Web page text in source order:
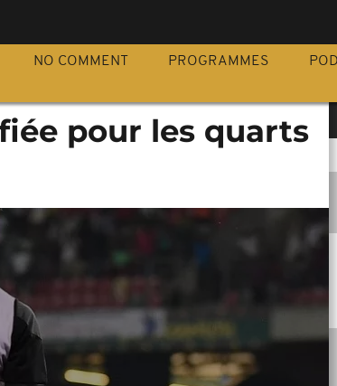
NO COMMENT PROGRAMMES
pour les quarts